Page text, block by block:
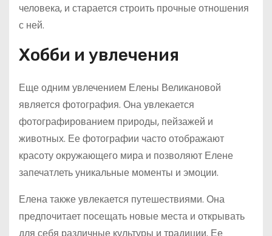
человека, и старается строить прочные отношения
с ней.
Хобби и увлечения
Еще одним увлечением Елены Великановой
является фотография. Она увлекается
фотографированием природы, пейзажей и
животных. Ее фотографии часто отображают
красоту окружающего мира и позволяют Елене
запечатлеть уникальные моменты и эмоции.
Елена также увлекается путешествиями. Она
предпочитает посещать новые места и открывать
для себя различные культуры и традиции. Ее